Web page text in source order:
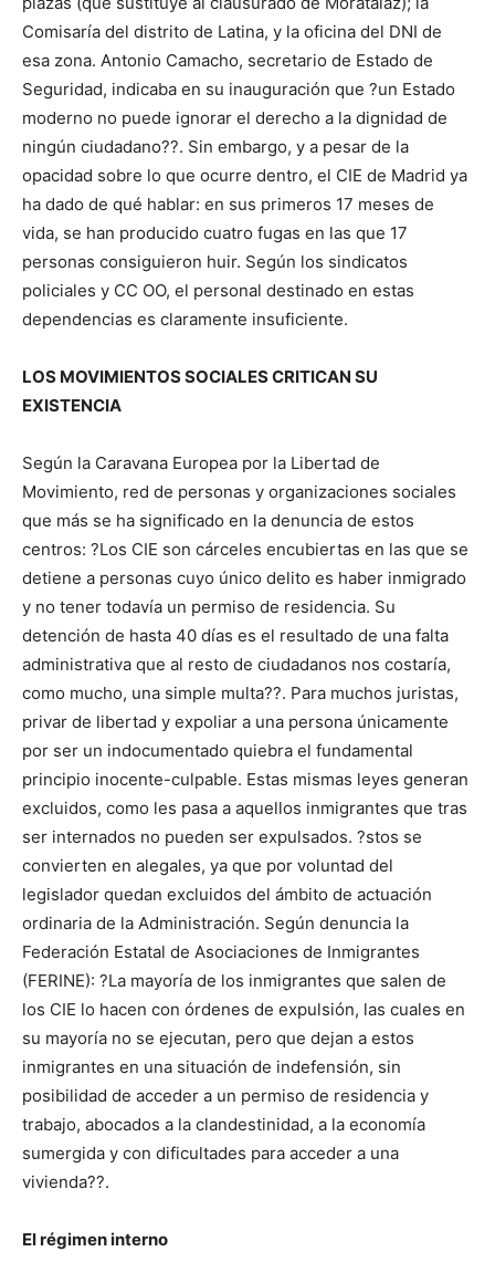
Comisaría del distrito de Latina, y la oficina del DNI de
esa zona. Antonio Camacho, secretario de Estado de
Seguridad, indicaba en su inauguración que ?un Estado
moderno no puede ignorar el derecho a la dignidad de
ningún ciudadano??. Sin embargo, y a pesar de la
opacidad sobre lo que ocurre dentro, el CIE de Madrid ya
ha dado de qué hablar: en sus primeros 17 meses de
vida, se han producido cuatro fugas en las que 17
personas consiguieron huir. Según los sindicatos
policiales y CC OO, el personal destinado en estas
dependencias es claramente insuficiente.
LOS MOVIMIENTOS SOCIALES CRITICAN SU
EXISTENCIA
Según la Caravana Europea por la Libertad de
Movimiento, red de personas y organizaciones sociales
que más se ha significado en la denuncia de estos
centros: ?Los CIE son cárceles encubiertas en las que se
detiene a personas cuyo único delito es haber inmigrado
y no tener todavía un permiso de residencia. Su
detención de hasta 40 días es el resultado de una falta
administrativa que al resto de ciudadanos nos costaría,
como mucho, una simple multa??. Para muchos juristas,
privar de libertad y expoliar a una persona únicamente
por ser un indocumentado quiebra el fundamental
principio inocente-culpable. Estas mismas leyes generan
excluidos, como les pasa a aquellos inmigrantes que tras
ser internados no pueden ser expulsados. ?stos se
convierten en alegales, ya que por voluntad del
legislador quedan excluidos del ámbito de actuación
ordinaria de la Administración. Según denuncia la
Federación Estatal de Asociaciones de Inmigrantes
(FERINE): ?La mayoría de los inmigrantes que salen de
los CIE lo hacen con órdenes de expulsión, las cuales en
su mayoría no se ejecutan, pero que dejan a estos
inmigrantes en una situación de indefensión, sin
posibilidad de acceder a un permiso de residencia y
trabajo, abocados a la clandestinidad, a la economía
sumergida y con dificultades para acceder a una
vivienda??.
El régimen interno